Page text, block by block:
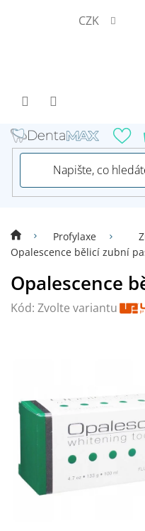
CZK
Profylaxe
Opalescence bělicí zubní
Opalescence
Kód: Zvolte variantu